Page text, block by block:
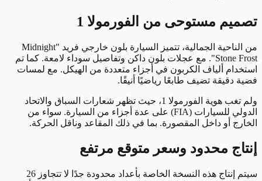
تصميم مستوحى من الفورمولا 1
من الناحية الجمالية، تتميز السيارة بلون خارجي فريد "Midnight
Stone Frost". مع عجلات بلون داكن وتفاصيل سوداء لامعة. كما تم
استخدام ألياف الكربون في أجزاء متعددة من الهيكل. مع لمسات
فضية دقيقة تضيف طابعًا رياضيًا أنيقًا.
ولم تغب هوية الفورمولا 1، حيث تظهر شعارات السباق والاتحاد
الدولي للسيارات (FIA) على عدة أجزاء من السيارة. سواء من
الخارج أو داخل المقصورة. بما في ذلك المقاعد وناقل الحركة.
إنتاج محدود وسعر متوقع مرتفع
سيتم إنتاج هذه النسخة الخاصة بأعداد محدودة جدًا لا تتجاوز 26